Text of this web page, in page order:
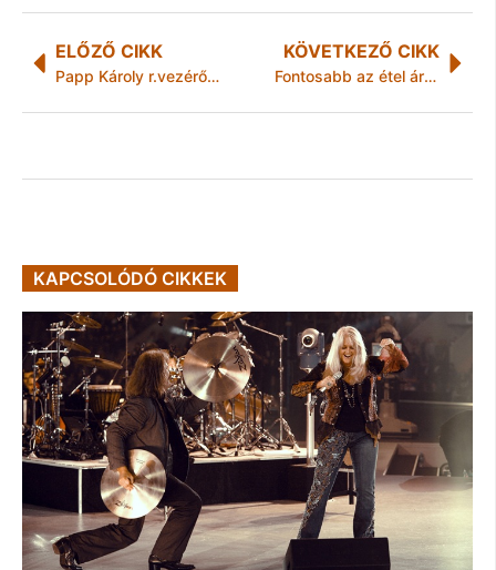
ELŐZŐ CIKK
Papp Károly r.vezérőrnagyot miniszteri biztossá nevezték ki
KÖVETKEZŐ CIKK
Fontosabb az étel ára, mint származási helye
KAPCSOLÓDÓ CIKKEK